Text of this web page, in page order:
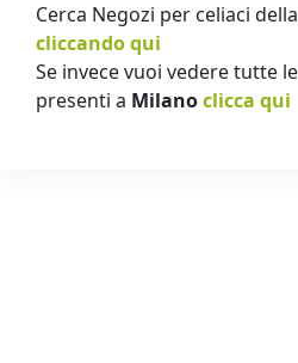
Cerca Negozi per celiaci
cliccando qui
Se invece vuoi vedere tutte
presenti a Milanoclicca qui